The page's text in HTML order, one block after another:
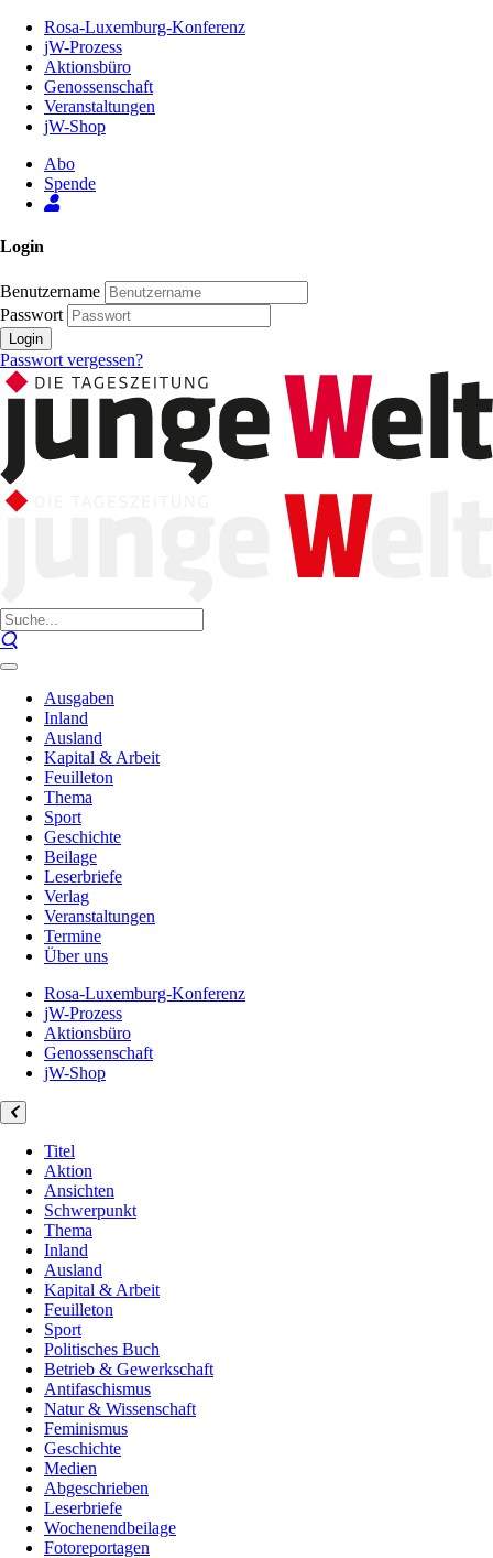
Inhalt
Seite
Rosa-Luxemburg-Konferenz
jW-Prozess
Aktionsbüro
Genossenschaft
Veranstaltungen
jW-Shop
Abo
Spende
Login
Benutzername
Passwort
Login
Passwort vergessen?
Ausgaben
Inland
Ausland
Kapital & Arbeit
Feuilleton
Thema
Sport
Geschichte
Beilage
Leserbriefe
Verlag
Veranstaltungen
Termine
Über uns
Rosa-Luxemburg-Konferenz
jW-Prozess
Aktionsbüro
Genossenschaft
jW-Shop
Titel
Aktion
Ansichten
Schwerpunkt
Thema
Inland
Ausland
Kapital & Arbeit
Feuilleton
Sport
Politisches Buch
Betrieb & Gewerkschaft
Antifaschismus
Natur & Wissenschaft
Feminismus
Geschichte
Medien
Abgeschrieben
Leserbriefe
Wochenendbeilage
Fotoreportagen